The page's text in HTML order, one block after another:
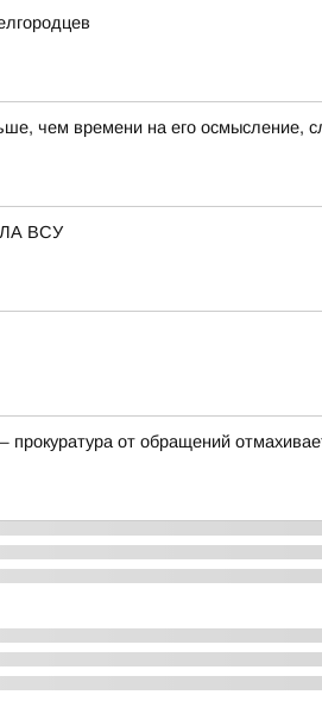
чем времени на его осмысление,
ВСУ
от обращений